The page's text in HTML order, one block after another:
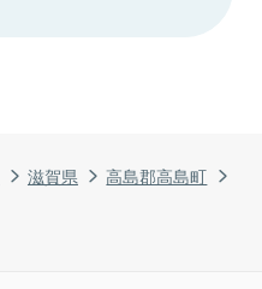
滋賀県
高島郡高島町